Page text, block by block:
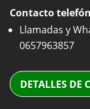
Contacto
Llamadas y
0657963857
DETALLES DE